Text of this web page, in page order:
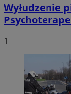
Wyłudzenie
1